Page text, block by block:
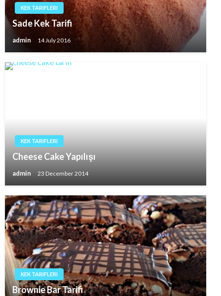
KEK TARIFLERI
Sade Kek Tarifi
admin 14 July 2016
KEK TARIFLERI
Cheese Cake Yapılışı
admin 23 December 2014
KEK TARIFLERI
Brownie Bar Tarifi